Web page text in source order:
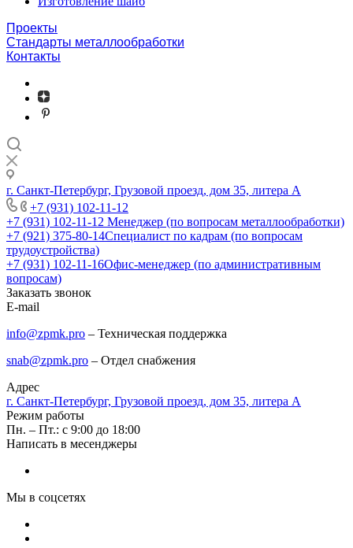
Проекты
Стандарты металлообработки
Контакты
г. Санкт-Петербург, Грузовой проезд, дом 35, литера А
+7 (931) 102-11-12
+7 (931) 102-11-12 Менеджер (по вопросам металлообработки)
+7 (921) 375-80-14Специалист по кадрам (по вопросам
трудоустройства)
+7 (931) 102-11-16Офис-менеджер (по административным
вопросам)
Заказать звонок
E-mail
info@zpmk.pro – Техническая поддержка
snab@zpmk.pro – Отдел снабжения
Адрес
г. Санкт-Петербург, Грузовой проезд, дом 35, литера А
Режим работы
Пн. – Пт.: с 9:00 до 18:00
Написать в месенджеры
Мы в соцсетях